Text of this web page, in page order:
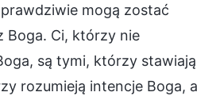
mogą zostać
Boga. Ci, którzy nie
są tymi, którzy stawiają
rozumieją intencje Boga, a